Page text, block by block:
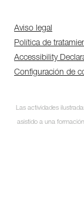
Aviso legal
Política de
Accessibility
Configuración de
Las actividades
asistido a una